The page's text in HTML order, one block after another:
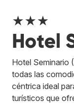
★★★
Hotel
Hotel Seminario
todas las
céntrica ideal
turísticos que